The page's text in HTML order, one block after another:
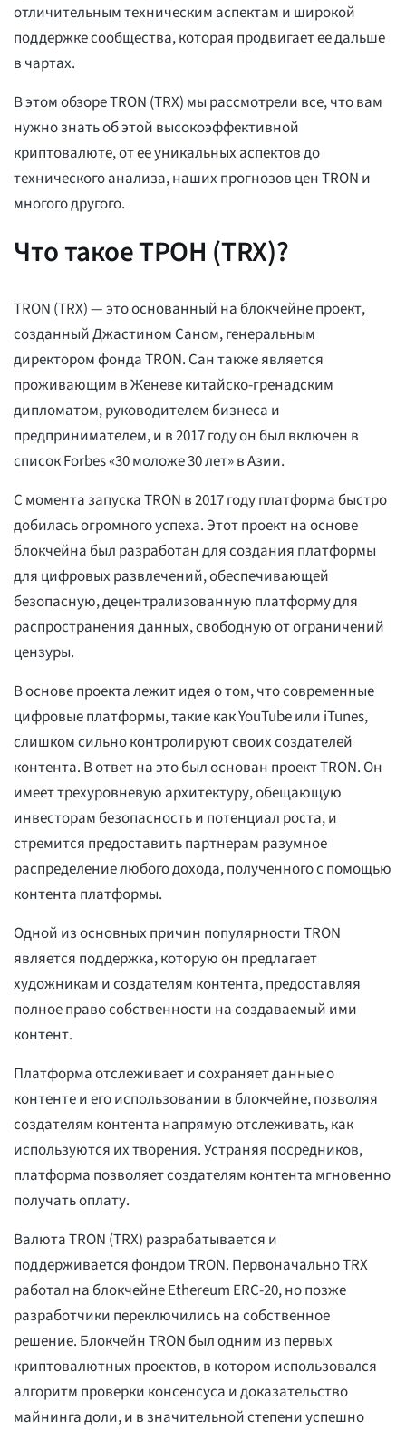
отличительным техническим аспектам и широкой
поддержке сообщества, которая продвигает ее дальше
в чартах.
В этом обзоре TRON (TRX) мы рассмотрели все, что вам
нужно знать об этой высокоэффективной
криптовалюте, от ее уникальных аспектов до
технического анализа, наших прогнозов цен TRON и
многого другого.
Что такое ТРОН (TRX)?
TRON (TRX) — это основанный на блокчейне проект,
созданный Джастином Саном, генеральным
директором фонда TRON. Сан также является
проживающим в Женеве китайско-гренадским
дипломатом, руководителем бизнеса и
предпринимателем, и в 2017 году он был включен в
список Forbes «30 моложе 30 лет» в Азии.
С момента запуска TRON в 2017 году платформа быстро
добилась огромного успеха. Этот проект на основе
блокчейна был разработан для создания платформы
для цифровых развлечений, обеспечивающей
безопасную, децентрализованную платформу для
распространения данных, свободную от ограничений
цензуры.
В основе проекта лежит идея о том, что современные
цифровые платформы, такие как YouTube или iTunes,
слишком сильно контролируют своих создателей
контента. В ответ на это был основан проект TRON. Он
имеет трехуровневую архитектуру, обещающую
инвесторам безопасность и потенциал роста, и
стремится предоставить партнерам разумное
распределение любого дохода, полученного с помощью
контента платформы.
Одной из основных причин популярности TRON
является поддержка, которую он предлагает
художникам и создателям контента, предоставляя
полное право собственности на создаваемый ими
контент.
Платформа отслеживает и сохраняет данные о
контенте и его использовании в блокчейне, позволяя
создателям контента напрямую отслеживать, как
используются их творения. Устраняя посредников,
платформа позволяет создателям контента мгновенно
получать оплату.
Валюта TRON (TRX) разрабатывается и
поддерживается фондом TRON. Первоначально TRX
работал на блокчейне Ethereum ERC-20, но позже
разработчики переключились на собственное
решение. Блокчейн TRON был одним из первых
криптовалютных проектов, в котором использовался
алгоритм проверки консенсуса и доказательство
майнинга доли, и в значительной степени успешно